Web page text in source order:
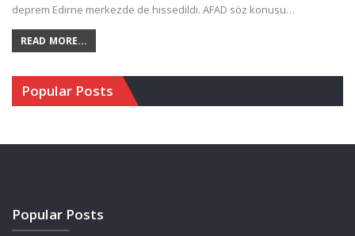
deprem Edirne merkezde de hissedildi. AFAD söz konusu…
READ MORE...
Popular Posts
Popular Posts